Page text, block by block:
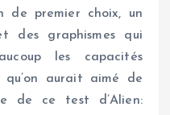
de premier choix, un
des graphismes qui
les capacités
qu’on aurait aimé de
de ce test d’Alien: